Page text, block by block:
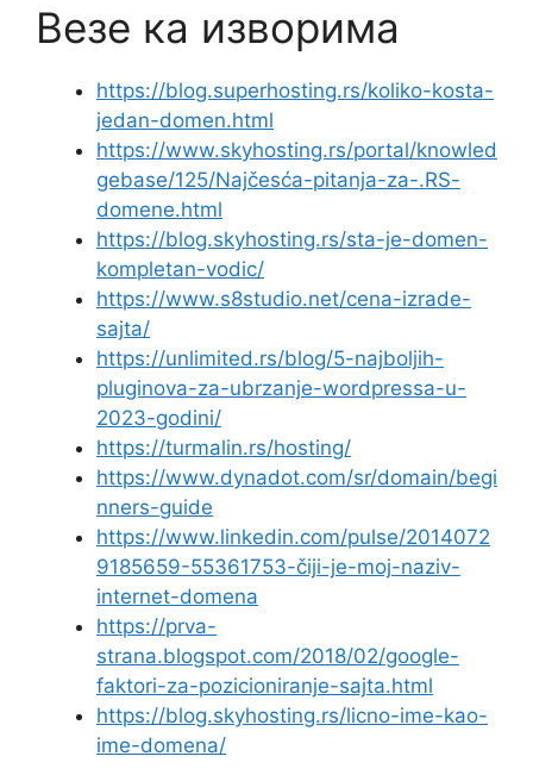
Везе ка изворима
https://blog.superhosting.rs/koliko-kosta-
jedan-domen.html
https://www.skyhosting.rs/portal/knowled
gebase/125/Najčesća-pitanja-za-.RS-
domene.html
https://blog.skyhosting.rs/sta-je-domen-
kompletan-vodic/
https://www.s8studio.net/cena-izrade-
sajta/
https://unlimited.rs/blog/5-najboljih-
pluginova-za-ubrzanje-wordpressa-u-
2023-godini/
https://turmalin.rs/hosting/
https://www.dynadot.com/sr/domain/begi
nners-guide
https://www.linkedin.com/pulse/2014072
9185659-55361753-čiji-je-moj-naziv-
internet-domena
https://prva-
strana.blogspot.com/2018/02/google-
faktori-za-pozicioniranje-sajta.html
https://blog.skyhosting.rs/licno-ime-kao-
ime-domena/